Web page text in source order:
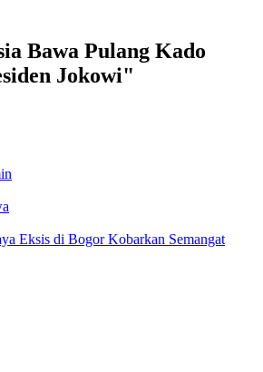
Bawa Pulang Kado
Jokowi"